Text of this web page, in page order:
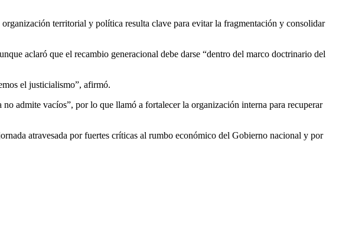
territorial y política resulta clave para evitar la fragmentación y consolidar
aclaró que el recambio generacional debe darse “dentro del marco doctrinario del
el justicialismo”, afirmó.
admite vacíos”, por lo que llamó a fortalecer la organización interna para recuperar
atravesada por fuertes críticas al rumbo económico del Gobierno nacional y por